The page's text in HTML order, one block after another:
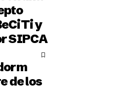
y
SIPCA
de los